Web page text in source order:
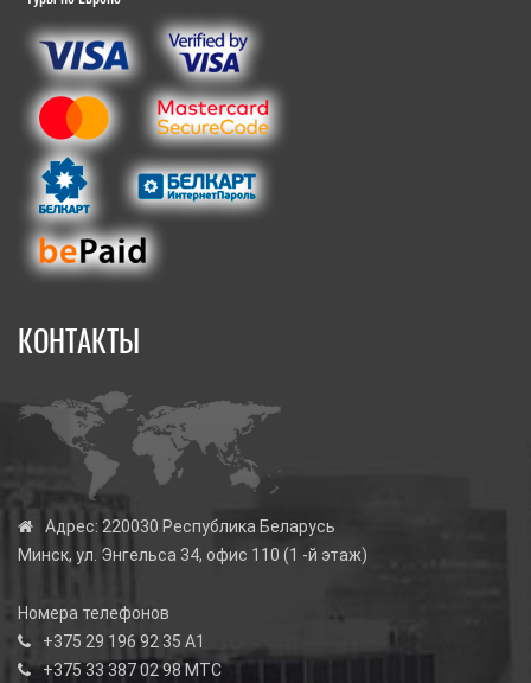
КОНТАКТЫ
Адрес: 220030 Республика Беларусь
Минск, ул. Энгельса 34, офис 110 (1 -й этаж)
Номера телефонов
+375 29 196 92 35 А1
+375 33 387 02 98МТС